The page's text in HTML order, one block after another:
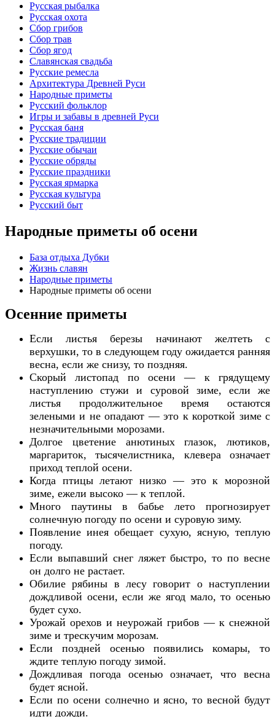
Русская рыбалка
Русская охота
Сбор грибов
Сбор трав
Сбор ягод
Славянская свадьба
Русские ремесла
Архитектура Древней Руси
Народные приметы
Русский фольклор
Игры и забавы в древней Руси
Русская баня
Русские традиции
Русские обычаи
Русские обряды
Русские праздники
Русская ярмарка
Русская культура
Русский быт
Народные приметы об осени
База отдыха Дубки
Жизнь славян
Народные приметы
Народные приметы об осени
Осенние приметы
Если листья березы начинают желтеть с
верхушки, то в следующем году ожидается ранняя
весна, если же снизу, то поздняя.
Скорый листопад по осени — к грядущему
наступлению стужи и суровой зиме, если же
листья продолжительное время остаются
зелеными и не опадают — это к короткой зиме с
незначительными морозами.
Долгое цветение анютиных глазок, лютиков,
маргариток, тысячелистника, клевера означает
приход теплой осени.
Когда птицы летают низко — это к морозной
зиме, ежели высоко — к теплой.
Много паутины в бабье лето прогнозирует
солнечную погоду по осени и суровую зиму.
Появление инея обещает сухую, ясную, теплую
погоду.
Если выпавший снег ляжет быстро, то по весне
он долго не растает.
Обилие рябины в лесу говорит о наступлении
дождливой осени, если же ягод мало, то осенью
будет сухо.
Урожай орехов и неурожай грибов — к снежной
зиме и трескучим морозам.
Если поздней осенью появились комары, то
ждите теплую погоду зимой.
Дождливая погода осенью означает, что весна
будет ясной.
Если по осени солнечно и ясно, то весной будут
идти дожди.